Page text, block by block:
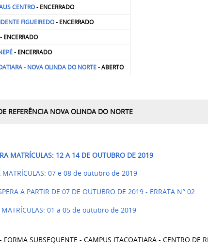
CENTRO- ENCERRADO
FIGUEIREDO- ENCERRADO
- ENCERRADO
- ENCERRADO
- NOVA OLINDA DO NORTE- ABERTO
REFERÊNCIA NOVA OLINDA DO NORTE
MATRÍCULAS: 12 A 14 DE OUTUBRO DE 2019
MATRÍCULAS: 07 e 08 de outubro de 2019
A PARTIR DE 07 DE OUTUBRO DE 2019 - ERRATA N° 02
MATRÍCULAS: 01 a 05 de outubro de 2019
SUBSEQUENTE - CAMPUS ITACOATIARA - CENTRO DE